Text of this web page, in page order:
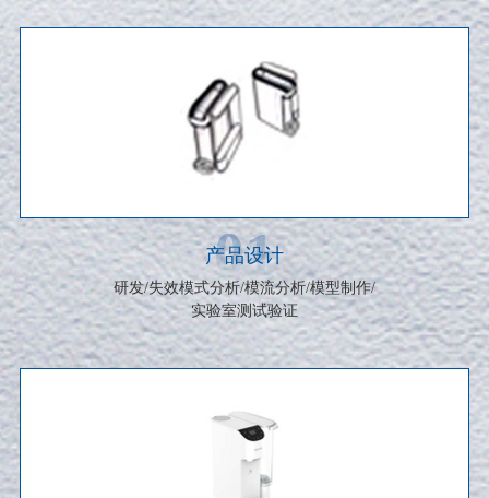
01
产品设计
研发/失效模式分析/模流分析/模型制作/
实验室测试验证